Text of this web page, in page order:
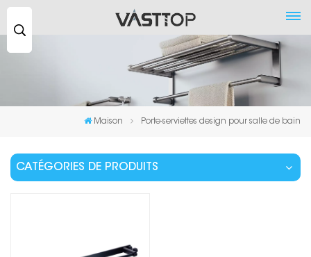
Maison Porte-serviettes design pour salle de bain
CATÉGORIES DE PRODUITS